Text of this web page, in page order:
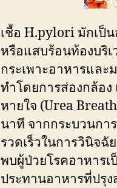
เชื้อ H.pylori มักเป็
หรือแสบร้อนท้องบริ
กระเพาะอาหารและ
ทำโดยการส่องกล้อ
หายใจ (Urea
นาที จากกระบวนกา
รวดเร็วในการวินิจฉั
พบผู้ป่วยโรคอาหาร
ประทานอาหารที่ปรุ